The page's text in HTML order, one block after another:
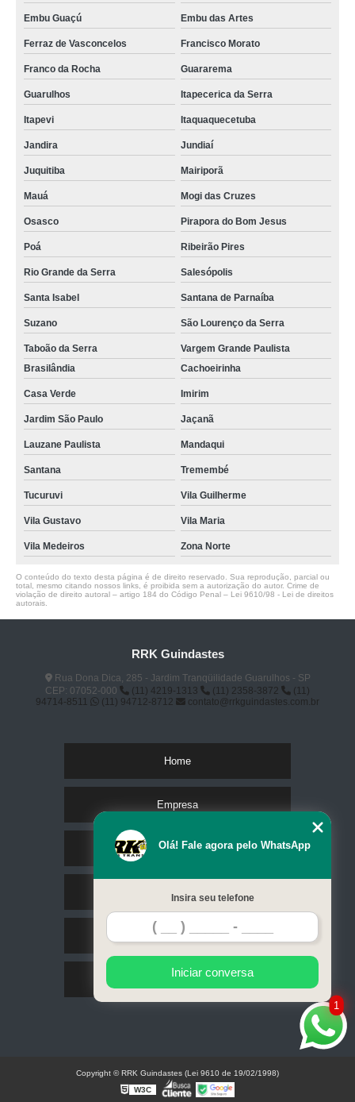
Embu Guaçú Embu das Artes
Ferraz de Vasconcelos Francisco Morato
Franco da Rocha Guararema
Guarulhos Itapecerica da Serra
Itapevi Itaquaquecetuba
Jandira Jundiaí
Juquitiba Mairiporã
Mauá Mogi das Cruzes
Osasco Pirapora do Bom Jesus
Poá Ribeirão Pires
Rio Grande da Serra Salesópolis
Santa Isabel Santana de Parnaíba
Suzano São Lourenço da Serra
Taboão da Serra
Vargem Grande Paulista
Brasilândia
Cachoeirinha
Casa Verde Imirim
Jardim São Paulo Jaçanã
Lauzane Paulista Mandaqui
Santana Tremembé
Tucuruvi Vila Guilherme
Vila Gustavo Vila Maria
Vila Medeiros Zona Norte
O conteúdo do texto desta página é de direito reservado. Sua reprodução, parcial ou
total, mesmo citando nossos links, é proibida sem a autorização do autor. Crime de
violação de direito autoral – artigo 184 do Código Penal – Lei 9610/98 - Lei de direitos
autorais.
RRK Guindastes
Rua Dona Dica, 285 - Jardim Tranqüilidade Guarulhos - SP
CEP: 07052-000
(11) 4219-1313 (11) 2358-3872
(11)
94714-8511
(11) 94712-8712 contato@rrkguindastes.com.br
Home
Empresa
Missão
Serviços
Contato
Mapa do site
1
Olá! Fale agora pelo WhatsApp
Insira seu telefone
Iniciar conversa
Copyright © RRK Guindastes (Lei 9610 de 19/02/1998)
W3C